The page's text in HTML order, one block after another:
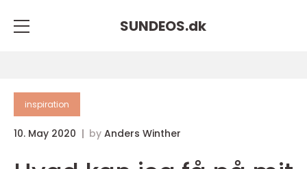
SUNDEOS.dk
inspiration
10. May 2020 by Anders Winther